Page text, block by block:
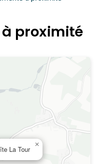
proximité
La Tour
×